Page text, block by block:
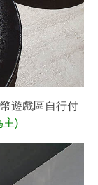
遊戲區自行付
主)